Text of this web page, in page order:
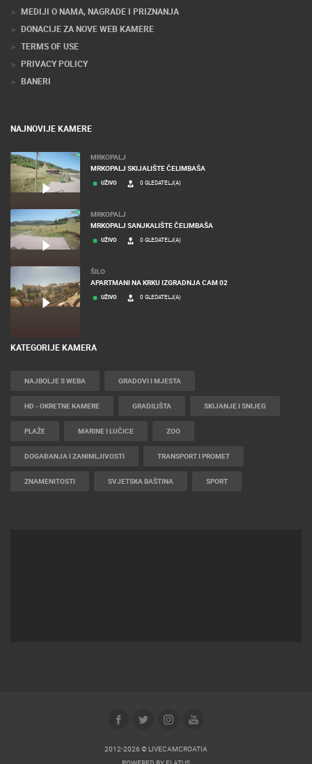
MEDIJI O NAMA, NAGRADE I PRIZNANJA
DONACIJE ZA NOVE WEB KAMERE
TERMS OF USE
PRIVACY POLICY
BANERI
NAJNOVIJE KAMERE
MRKOPALJ
MRKOPALJ SKIJALIŠTE ČELIMBAŠA
UŽIVO 0 GLEDATELJ(A)
MRKOPALJ
MRKOPALJ SANJKALIŠTE ČELIMBAŠA
UŽIVO 0 GLEDATELJ(A)
ŠILO
APARTMANI NA KRKU IZGRADNJA CAM 02
UŽIVO 0 GLEDATELJ(A)
KATEGORIJE KAMERA
NAJBOLJE S WEBA GRADOVI I MJESTA
HD - OKRETNE KAMERE GRADILIŠTA SKIJANJE I SNIJEG
PLAŽE MARINE I LUČICE ZOO
DOGAĐANJA I ZANIMLJIVOSTI TRANSPORT I PROMET
ZNAMENITOSTI SVJETSKA BAŠTINA SPORT
2012-2026 © LIVECAMCROATIA